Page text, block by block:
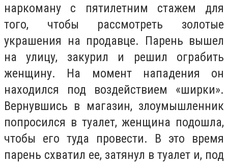
наркоману с пятилетним стажем для
того, чтобы рассмотреть золотые
украшения на продавце. Парень вышел
на улицу, закурил и решил ограбить
женщину. На момент нападения он
находился под воздействием «ширки».
Вернувшись в магазин, злоумышленник
попросился в туалет, женщина подошла,
чтобы его туда провести. В это время
парень схватил ее, затянул в туалет и, под